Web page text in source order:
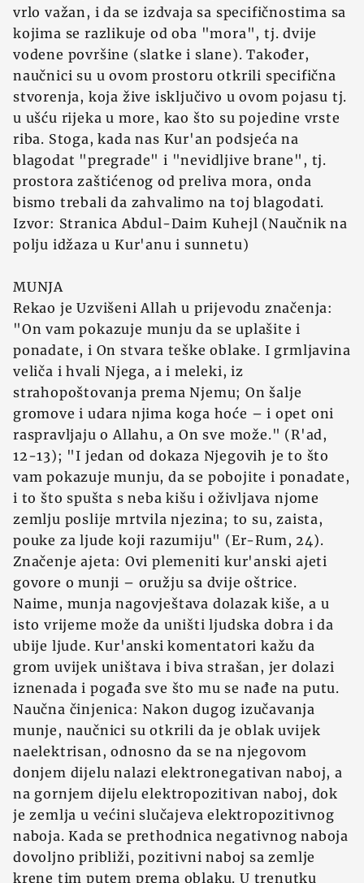
vrlo važan, i da se izdvaja sa specifičnostima sa
kojima se razlikuje od oba "mora", tj. dvije
vodene površine (slatke i slane). Također,
naučnici su u ovom prostoru otkrili specifična
stvorenja, koja žive isključivo u ovom pojasu tj.
u ušću rijeka u more, kao što su pojedine vrste
riba. Stoga, kada nas Kur'an podsjeća na
blagodat "pregrade" i "nevidljive brane", tj.
prostora zaštićenog od preliva mora, onda
bismo trebali da zahvalimo na toj blagodati.
Izvor: Stranica Abdul-Daim Kuhejl (Naučnik na
polju idžaza u Kur'anu i sunnetu)
MUNJA
Rekao je Uzvišeni Allah u prijevodu značenja:
"On vam pokazuje munju da se uplašite i
ponadate, i On stvara teške oblake. I grmljavina
veliča i hvali Njega, a i meleki, iz
strahopoštovanja prema Njemu; On šalje
gromove i udara njima koga hoće – i opet oni
raspravljaju o Allahu, a On sve može." (R'ad,
12-13); "I jedan od dokaza Njegovih je to što
vam pokazuje munju, da se pobojite i ponadate,
i to što spušta s neba kišu i oživljava njome
zemlju poslije mrtvila njezina; to su, zaista,
pouke za ljude koji razumiju" (Er-Rum, 24).
Značenje ajeta: Ovi plemeniti kur'anski ajeti
govore o munji – oružju sa dvije oštrice.
Naime, munja nagovještava dolazak kiše, a u
isto vrijeme može da uništi ljudska dobra i da
ubije ljude. Kur'anski komentatori kažu da
grom uvijek uništava i biva strašan, jer dolazi
iznenada i pogađa sve što mu se nađe na putu.
Naučna činjenica: Nakon dugog izučavanja
munje, naučnici su otkrili da je oblak uvijek
naelektrisan, odnosno da se na njegovom
donjem dijelu nalazi elektronegativan naboj, a
na gornjem dijelu elektropozitivan naboj, dok
je zemlja u većini slučajeva elektropozitivnog
naboja. Kada se prethodnica negativnog naboja
dovoljno približi, pozitivni naboj sa zemlje
krene tim putem prema oblaku. U trenutku